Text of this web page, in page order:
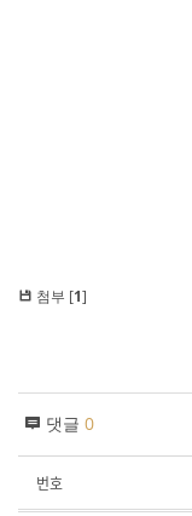
첨부 [1]
댓글 0
번호